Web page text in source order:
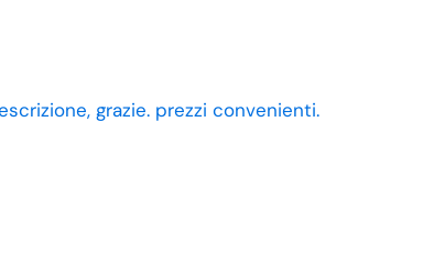
grazie. prezzi convenienti.